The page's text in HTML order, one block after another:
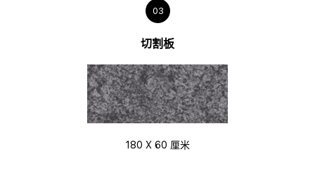
03
切割板
180 X 60 厘米